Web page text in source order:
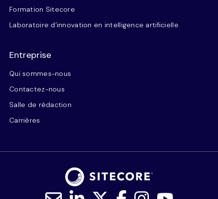
Formation Sitecore
Laboratoire d’innovation en intelligence artificielle
Entreprise
Qui sommes-nous
Contactez-nous
Salle de rédaction
Carrières